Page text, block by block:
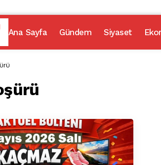
Ana Sayfa Gündem Siyaset